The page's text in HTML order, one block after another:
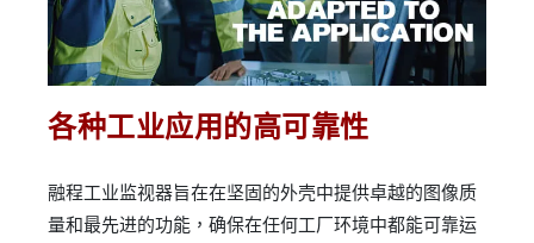
各种工业应用的高可靠性
融程工业监视器旨在在坚固的外壳中提供卓越的图像质
量和最先进的功能，确保在任何工厂环境中都能可靠运